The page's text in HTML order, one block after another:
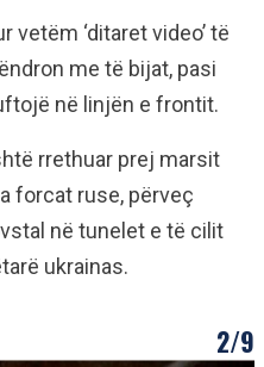
vetëm ‘ditaret video’ të
me të bijat, pasi
në linjën e frontit.
rrethuar prej marsit
forcat ruse, përveç
në tunelet e të cilit
ukrainas.
2/9